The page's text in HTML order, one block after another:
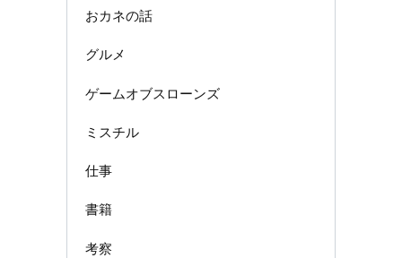
おカネの話
グルメ
ゲームオブスローンズ
ミスチル
仕事
書籍
考察